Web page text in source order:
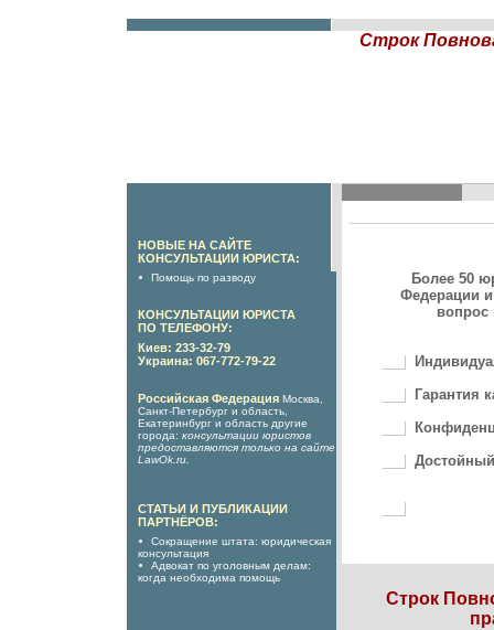
Строк
НОВЫЕ НА САЙТЕ
КОНСУЛЬТАЦИИ ЮРИСТА:
Помощь по разводу
КОНСУЛЬТАЦИИ ЮРИСТА
ПО ТЕЛЕФОНУ:
Киев: 233-32-79
Украина: 067-772-79-22
Российская Федерация Москва,
Санкт-Петербург и область,
Екатеринбург и область другие
города: консультации юристов
предоставляются только на сайте
LawOk.ru
СТАТЬИ И ПУБЛИКАЦИИ
ПАРТНЁРОВ:
Сокращение штата: юридическая
консультация
Адвокат по уголовным делам:
когда необходима помощь
Более 50
Федерации
вопрос
Гарантия
Строк